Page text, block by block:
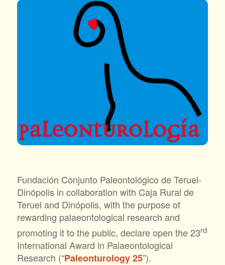
Fundación Conjunto Paleontológico de Teruel-
Dinópolis in collaboration with Caja Rural de
Teruel and Dinópolis, with the purpose of
rewarding palaeontological research and
promoting it to the public, declare open the 23rd
International Award in Palaeontological
Research (“Paleonturology 25”).